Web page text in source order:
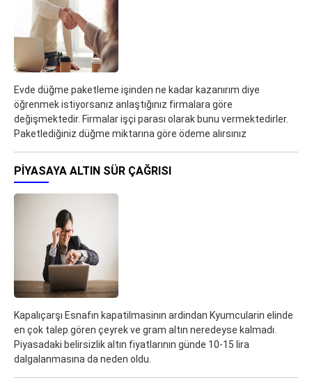
Evde düğme paketleme işinden ne kadar kazanırım diye
öğrenmek istiyorsanız anlaştığınız firmalara göre
değişmektedir. Firmalar işçi parası olarak bunu vermektedirler.
Paketlediğiniz düğme miktarına göre ödeme alırsınız
PIYASAYA ALTIN SÜR ÇAĞRISI
Kapalıçarşı Esnafın kapatilmasinın ardindan Kyumcularin elinde
en çok talep gören çeyrek ve gram altın neredeyse kalmadı.
Piyasadaki belirsizlik altın fiyatlarının günde 10-15 lira
dalgalanmasına da neden oldu.